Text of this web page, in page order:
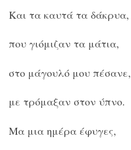
Και τα καυτά τα δάκρυα,
που γιόμιζαν τα μάτια,
στο μάγουλό μου πέσανε,
με τρόμαξαν στον ύπνο.
Μα μια ημέρα έφυγες,